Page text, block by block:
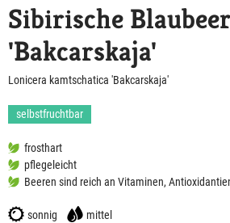
Sibirische
'Bakcarskaja'
Lonicera kamtschatica 'Bakcarskaja'
selbstfruchtbar
frosthart
pflegeleicht
Beeren sind reich an Vitaminen,
sonnig mittel